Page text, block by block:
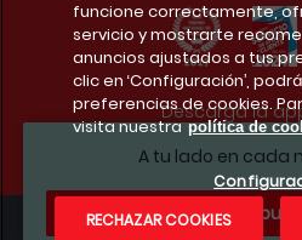
A tu lado en cada
¿Te
Descarga la
funcione correctamente,
servicio y mostrarte
anuncios ajustados a tus
clic en ‘Configuración’,
preferencias de cookies.
visita nuestra política de
RECHAZAR COOKIES